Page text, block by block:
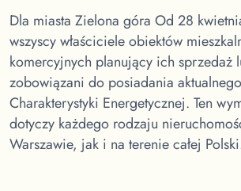
Dla miasta Zielona góra Od 28
wszyscy właściciele obiektów
komercyjnych planujący ich sprzedaż
zobowiązani do posiadania
Charakterystyki Energetycznej. Ten
dotyczy każdego rodzaju
Warszawie, jak i na terenie całej